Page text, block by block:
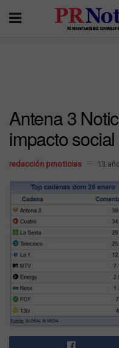
Antena 3
impacto
redacción prnoticias 13